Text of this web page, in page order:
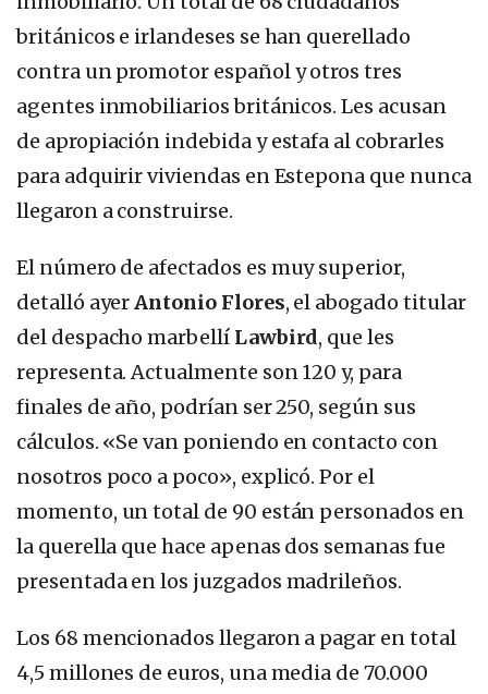
británicos e irlandeses se han querellado
contra un promotor español y otros tres
agentes inmobiliarios británicos. Les acusan
de apropiación indebida y estafa al cobrarles
para adquirir viviendas en Estepona que nunca
llegaron a construirse.
El número de afectados es muy superior,
detalló ayerAntonio Flores, el abogado titular
del despacho marbellí Lawbird, que les
representa. Actualmente son 120 y, para
finales de año, podrían ser 250, según sus
cálculos. «Se van poniendo en contacto con
nosotros poco a poco», explicó. Por el
momento, un total de 90 están personados en
la querella que hace apenas dos semanas fue
presentada en los juzgados madrileños.
Los 68 mencionados llegaron a pagar en total
4,5 millones de euros, una media de 70.000